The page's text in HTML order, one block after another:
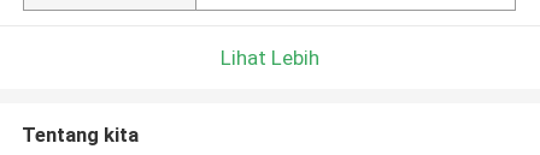
Lihat Lebih
Tentang kita